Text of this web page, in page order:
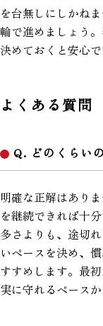
を台無しにしかね
輪で進めましょう
決めておくと安心で
よくある質問
Q. どのくらい
明確な正解はあり
を継続できれば十
多さよりも、途切
いペースを決め、
すすめします。最
実に守れるペース